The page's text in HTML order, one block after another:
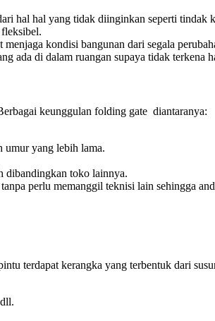
hal hal yang tidak diinginkan seperti tindak
kondisi bangunan dari segala
ada di dalam ruangan supaya tidak terkena
keunggulan folding gate diantaranya:
umur yang lebih lama.
dibandingkan toko lainnya.
perlu memanggil teknisi lain sehingga
terdapat kerangka yang terbentuk dari